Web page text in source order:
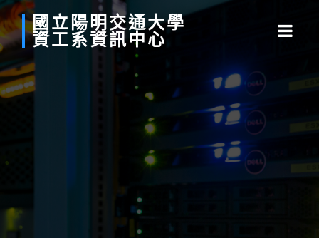
國立 陽明 交通大學
資工系資訊中心